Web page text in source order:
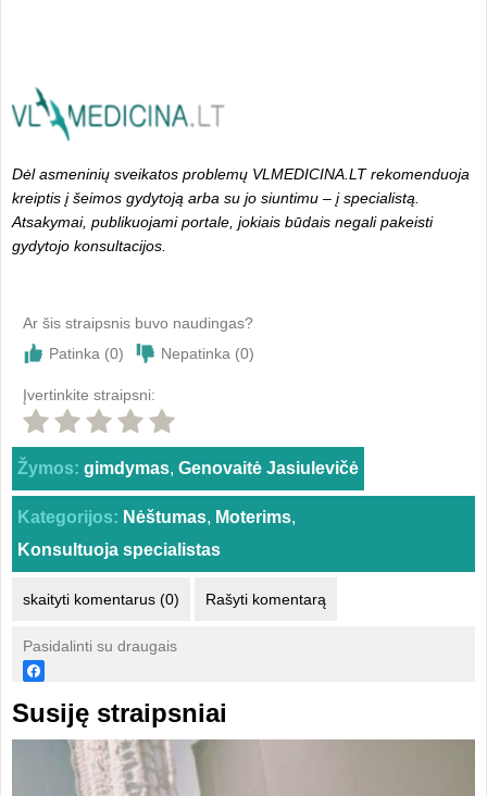
Dėl asmeninių sveikatos problemų VLMEDICINA.LT rekomenduoja
kreiptis į šeimos gydytoją arba su jo siuntimu – į specialistą.
Atsakymai, publikuojami portale, jokiais būdais negali pakeisti
gydytojo konsultacijos.
Ar šis straipsnis buvo naudingas?
Patinka (0) Nepatinka (0)
Įvertinkite straipsni:
Žymos: gimdymas, Genovaitė Jasiulevičė
Kategorijos: Nėštumas, Moterims,
Konsultuoja specialistas
skaityti komentarus (0) Rašyti komentarą
Pasidalinti su draugais
Susiję straipsniai